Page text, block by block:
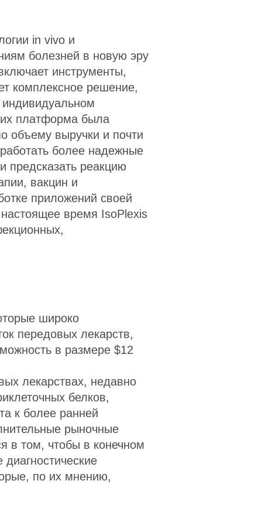
in vivo и
болезней в новую эру
инструменты,
комплексное решение,
их платформа была
объему выручки и почти
более надежные
предсказать реакцию
вакцин и
приложений своей
время IsoPlexis
широко
передовых лекарств,
в размере $12
лекарствах, недавно
белков,
к более ранней
рыночные
в том, чтобы в конечном
по их мнению,